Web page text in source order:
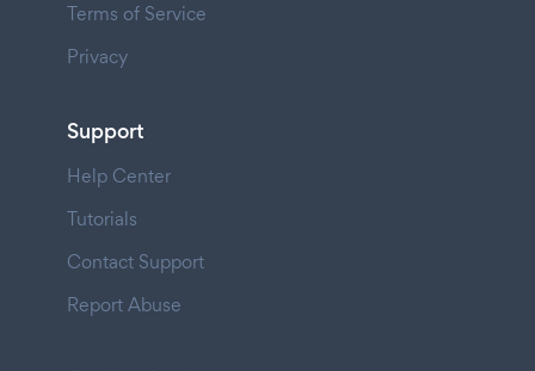
Terms of Service
Privacy
Support
Help Center
Tutorials
Contact Support
Report Abuse